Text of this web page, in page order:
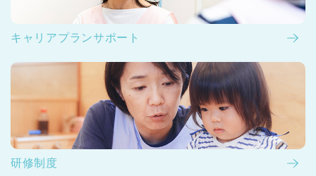
キャリアプランサポート
研修制度